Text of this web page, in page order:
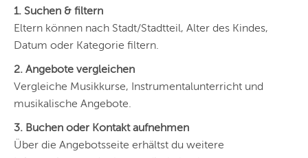
1. Suchen & filtern
Eltern können nach Stadt/Stadtteil, Alter des Kindes,
Datum oder Kategorie filtern.
2. Angebote vergleichen
Vergleiche Musikkurse, Instrumentalunterricht und
musikalische Angebote.
3. Buchen oder Kontakt aufnehmen
Über die Angebotsseite erhältst du weitere